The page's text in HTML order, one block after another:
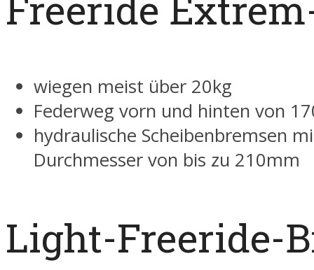
wiegen meist über 20kg
Federweg vorn und hinten von
hydraulische Scheibenbremsen
Durchmesser von bis zu 210mm
Light-Freeride-